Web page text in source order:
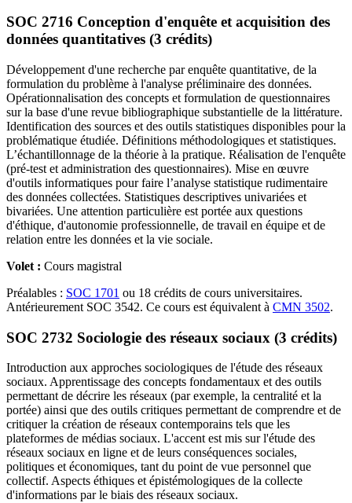
SOC 2716 Conception d'enquête et acquisition des
données quantitatives (3 crédits)
Développement d'une recherche par enquête quantitative, de la
formulation du problème à l'analyse préliminaire des données.
Opérationnalisation des concepts et formulation de questionnaires
sur la base d'une revue bibliographique substantielle de la littérature.
Identification des sources et des outils statistiques disponibles pour la
problématique étudiée. Définitions méthodologiques et statistiques.
L’échantillonnage de la théorie à la pratique. Réalisation de l'enquête
(pré-test et administration des questionnaires). Mise en œuvre
d'outils informatiques pour faire l’analyse statistique rudimentaire
des données collectées. Statistiques descriptives univariées et
bivariées. Une attention particulière est portée aux questions
d'éthique, d'autonomie professionnelle, de travail en équipe et de
relation entre les données et la vie sociale.
Volet : Cours magistral
Préalables : SOC 1701 ou 18 crédits de cours universitaires.
Antérieurement SOC 3542. Ce cours est équivalent à CMN 3502.
SOC 2732 Sociologie des réseaux sociaux (3 crédits)
Introduction aux approches sociologiques de l'étude des réseaux
sociaux. Apprentissage des concepts fondamentaux et des outils
permettant de décrire les réseaux (par exemple, la centralité et la
portée) ainsi que des outils critiques permettant de comprendre et de
critiquer la création de réseaux contemporains tels que les
plateformes de médias sociaux. L'accent est mis sur l'étude des
réseaux sociaux en ligne et de leurs conséquences sociales,
politiques et économiques, tant du point de vue personnel que
collectif. Aspects éthiques et épistémologiques de la collecte
d'informations par le biais des réseaux sociaux.